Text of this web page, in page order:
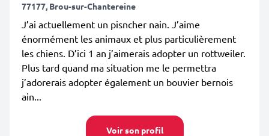
77177, Brou-sur-Chantereine
J’ai actuellement un pisncher nain. J’aime
énormément les animaux et plus particulièrement
les chiens. D’ici 1 an j’aimerais adopter un rottweiler.
Plus tard quand ma situation me le permettra
j’adorerais adopter également un bouvier bernois
ain...
Voir son profil